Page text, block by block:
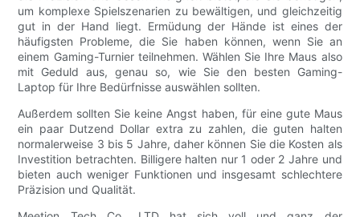
um komplexe Spielszenarien zu bewältigen, und gleichzeitig
gut in der Hand liegt. Ermüdung der Hände ist eines der
häufigsten Probleme, die Sie haben können, wenn Sie an
einem Gaming-Turnier teilnehmen. Wählen Sie Ihre Maus also
mit Geduld aus, genau so, wie Sie den besten Gaming-
Laptop für Ihre Bedürfnisse auswählen sollten.
Außerdem sollten Sie keine Angst haben, für eine gute Maus
ein paar Dutzend Dollar extra zu zahlen, die guten halten
normalerweise 3 bis 5 Jahre, daher können Sie die Kosten als
Investition betrachten. Billigere halten nur 1 oder 2 Jahre und
bieten auch weniger Funktionen und insgesamt schlechtere
Präzision und Qualität.